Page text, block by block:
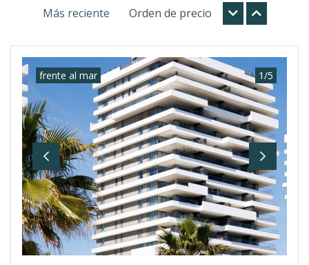
Más reciente
Orden de precio
frente al mar
Previous Next
1/5